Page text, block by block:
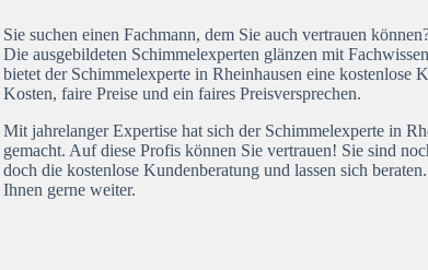
Sie suchen einen Fachmann, dem Sie auch vertrauen
Die ausgebildeten Schimmelexperten glänzen mit
bietet der Schimmelexperte in Rheinhausen eine kostenlose
Kosten, faire Preise und ein faires Preisversprechen.
Mit jahrelanger Expertise hat sich der Schimmelexperte in
gemacht. Auf diese Profis können Sie vertrauen! Sie sind
doch die kostenlose Kundenberatung und lassen sich
Ihnen gerne weiter.